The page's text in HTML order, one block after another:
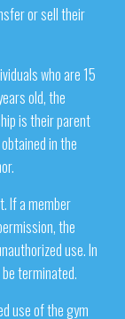
or sell their
who are 15
old, the
is their parent
in the
If a member
the
use. In
terminated.
use of the gym